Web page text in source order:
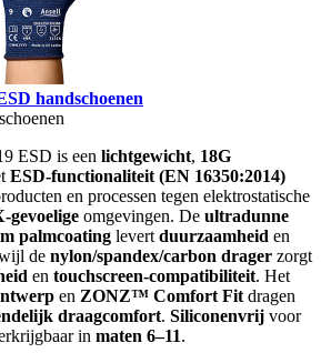
handschoenen
ESD is een lichtgewicht, 18G
ESD-functionaliteit (EN 16350:2014)
en processen tegen elektrostatische
gevoelige omgevingen. De ultradunne
palmcoating levert duurzaamheid en
de nylon/spandex/carbon drager zorgt
en touchscreen-compatibiliteit. Het
en ZONZ™ Comfort Fit dragen
draagcomfort. Siliconenvrij voor
in maten 6–11.